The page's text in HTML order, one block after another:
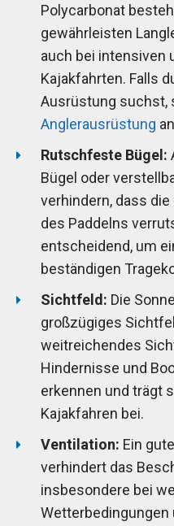
Polycarbonat
gewährleisten
auch bei intensiven
Kajakfahrten. Falls
Ausrüstung suchst,
Anglerausrüstung
Rutschfeste Bügel:
Bügel oder
verhindern, dass
des Paddelns
entscheidend, um
beständigen
Sichtfeld: Die
großzügiges
weitreichendes
Hindernisse und
erkennen und trägt
Kajakfahren bei.
Ventilation: Ein
verhindert das
insbesondere bei